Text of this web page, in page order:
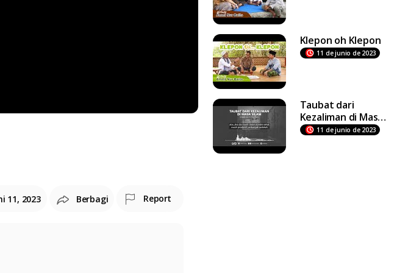
11, 2023 Berbagi Report
Klepon oh Klepon
11 de junio de 2023
Taubat dari
Kezaliman di Masa
Silam11 de junio de 2023